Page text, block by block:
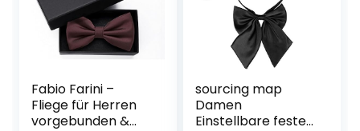
Fabio Farini –
Fliege für Herren
vorgebunden &
sourcing map
Damen
Einstellbare feste